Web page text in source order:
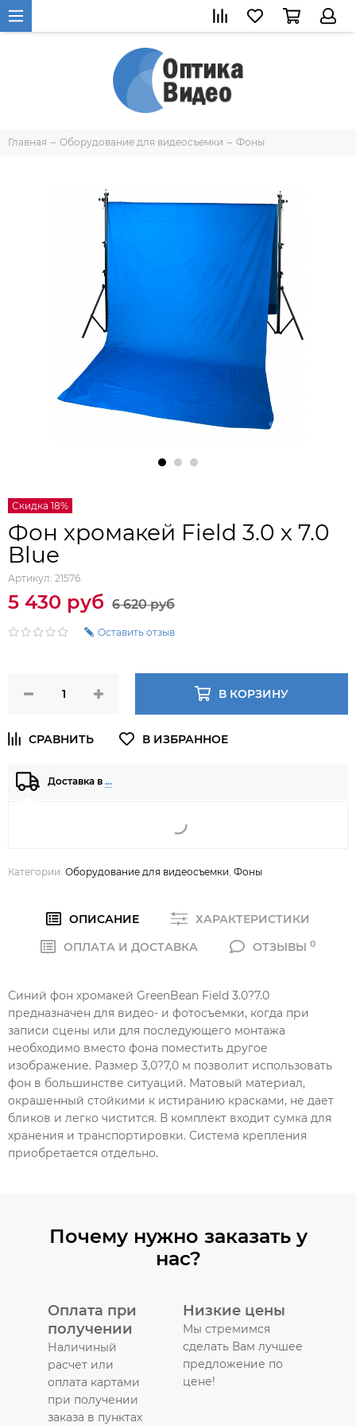
Главная Оборудование для видеосъемки Фоны
Скидка 18%
Фон хромакей Field 3.0 х 7.0
Blue
Артикул: 21576
5 430 руб 6 620 руб
Оставить отзыв
В КОРЗИНУ
Доставка в …
Категории: Оборудование для видеосъемки Фоны
ОПИСАНИЕ
ХАРАКТЕРИСТИКИ
ОПЛАТА И ДОСТАВКА
ОТЗЫВЫ 0
Синий фон хромакей GreenBean Field 3.0?7.0
предназначен для видео- и фотосъемки, когда при
записи сцены или для последующего монтажа
необходимо вместо фона поместить другое
изображение. Размер 3,0?7,0 м позволит использовать
фон в большинстве ситуаций. Матовый материал,
окрашенный стойкими к истиранию красками, не дает
бликов и легко чистится. В комплект входит сумка для
хранения и транспортировки. Система крепления
приобретается отдельно.
Почему нужно заказать у
нас?
Оплата при
получении
Наличиный
расчет или
оплата картами
при получении
заказа в пунктах
Низкие цены
Мы стремимся
сделать Вам лучшее
предложение по
цене!